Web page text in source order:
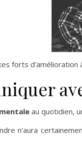
forts
au quotidien,
n’aura